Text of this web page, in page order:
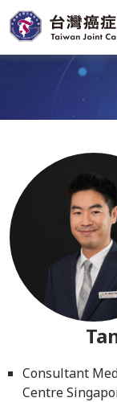
Consultant
Centre